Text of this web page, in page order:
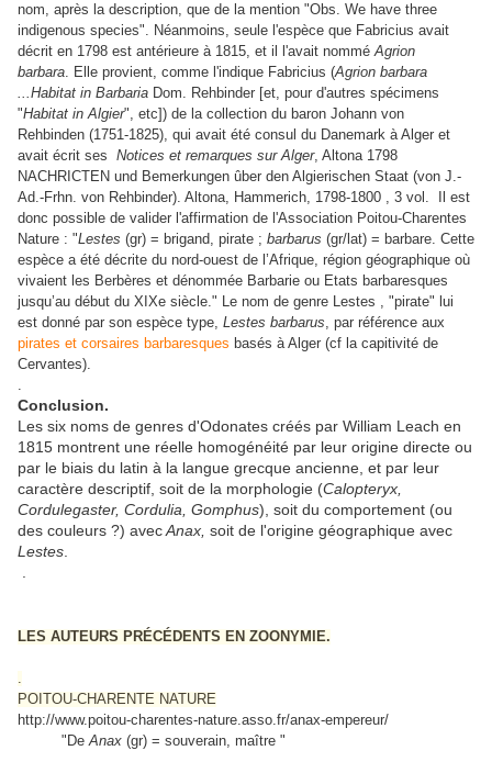
nom, après la description, que de la mention "Obs. We have three
indigenous species". Néanmoins, seule l'espèce que Fabricius avait
décrit en 1798 est antérieure à 1815, et il l'avait nommé Agrion
barbara. Elle provient, comme l'indique Fabricius (Agrion barbara
...Habitat in Barbaria Dom. Rehbinder [et, pour d'autres spécimens
"Habitat in Algier", etc]) de la collection du baron Johann von
Rehbinden (1751-1825), qui avait été consul du Danemark à Alger et
avait écrit ses Notices et remarques sur Alger, Altona 1798
NACHRICTEN und Bemerkungen ûber den Algierischen Staat (von J.-
Ad.-Frhn. von Rehbinder). Altona, Hammerich, 1798-1800 , 3 vol. Il est
donc possible de valider l'affirmation de l'Association Poitou-Charentes
Nature : "Lestes (gr) = brigand, pirate ; barbarus (gr/lat) = barbare. Cette
espèce a été décrite du nord-ouest de l’Afrique, région géographique où
vivaient les Berbères et dénommée Barbarie ou Etats barbaresques
jusqu’au début du XIXe siècle." Le nom de genre Lestes , "pirate" lui
est donné par son espèce type, Lestes barbarus, par référence aux
pirates et corsaires barbaresques basés à Alger (cf la capitivité de
Cervantes).
.
Conclusion.
Les six noms de genres d'Odonates créés par William Leach en
1815 montrent une réelle homogénéité par leur origine directe ou
par le biais du latin à la langue grecque ancienne, et par leur
caractère descriptif, soit de la morphologie (Calopteryx,
Cordulegaster, Cordulia, Gomphus), soit du comportement (ou
des couleurs ?) avecAnax, soit de l'origine géographique avec
Lestes
LES AUTEURS PRÉCÉDENTS EN ZOONYMIE.
.
POITOU-CHARENTE NATURE
http://www.poitou-charentes-nature.asso.fr/anax-empereur/
"De Anax (gr) = souverain, maître "